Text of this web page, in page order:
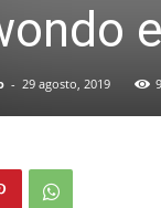
- 29 agosto, 2019